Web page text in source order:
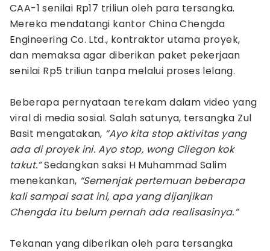
CAA-1 senilai Rp17 triliun oleh para tersangka.
Mereka mendatangi kantor China Chengda
Engineering Co. Ltd., kontraktor utama proyek,
dan memaksa agar diberikan paket pekerjaan
senilai Rp5 triliun tanpa melalui proses lelang.
Beberapa pernyataan terekam dalam video yang
viral di media sosial. Salah satunya, tersangka Zul
Basit mengatakan, “Ayo kita stop aktivitas yang
ada di proyek ini. Ayo stop, wong Cilegon kok
takut.”Sedangkan saksi H Muhammad Salim
menekankan, “Semenjak pertemuan beberapa
kali sampai saat ini, apa yang dijanjikan
Chengda itu belum pernah ada realisasinya.”
Tekanan yang diberikan oleh para tersangka